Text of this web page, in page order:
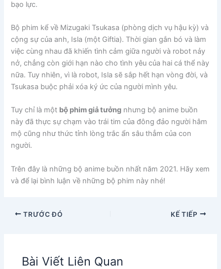
bạo lực.
Bộ phim kể về Mizugaki Tsukasa (phòng dịch vụ hậu kỳ) và
cộng sự của anh, Isla (một Giftia). Thời gian gắn bó và làm
việc cùng nhau đã khiến tình cảm giữa người và robot nảy
nở, chẳng còn giới hạn nào cho tình yêu của hai cá thể này
nữa. Tuy nhiên, vì là robot, Isla sẽ sắp hết hạn vòng đời, và
Tsukasa buộc phải xóa ký ức của người mình yêu.
Tuy chỉ là một bộ phim giả tưởng nhưng bộ anime buồn
này đã thực sự chạm vào trái tim của đông đảo người hâm
mộ cũng như thức tỉnh lòng trắc ẩn sâu thẳm của con
người.
Trên đây là những bộ anime buồn nhất năm 2021. Hãy xem
và để lại bình luận về những bộ phim này nhé!
TRƯỚC ĐÓ KẾ TIẾP
Bài Viết Liên Quan